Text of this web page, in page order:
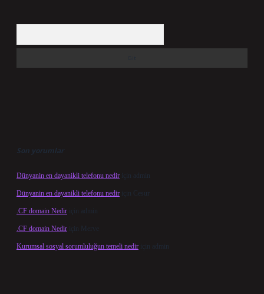
Son yorumlar
Dünyanin en dayanikli telefonu nedir için admin
Dünyanin en dayanikli telefonu nedir için Cesur
.CF domain Nedir için admin
.CF domain Nedir için Merve
Kurumsal sosyal sorumluluğun temeli nedir için admin